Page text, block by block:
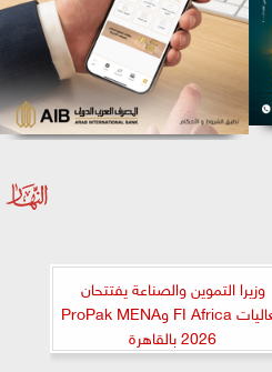
وزيرا التموين والصناعة يفتتحان
فعاليات FI Africa وProPak MENA
2026 بالقاهرة